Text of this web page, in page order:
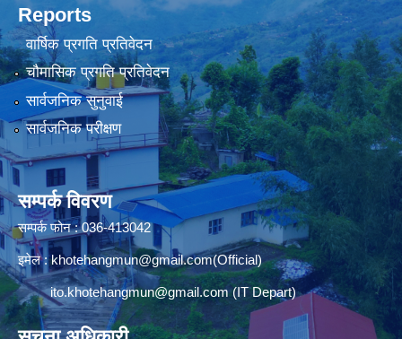
Reports
वार्षिक प्रगति प्रतिवेदन
चौमासिक प्रगति प्रतिवेदन
सार्वजनिक सुनुवाई
सार्वजनिक परीक्षण
सम्पर्क विवरण
सम्पर्क फोन : 036-413042
इमेल :khotehangmun@gmail.com(Official)
ito.khotehangmun@gmail.com(IT Depart)